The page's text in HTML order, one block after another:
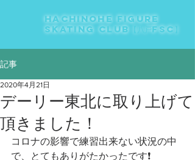
HACHINOHE FIGURE
SKATING CLUB【八戸FSC】
記事
デーリー東北に取り上げて
頂きました！
2020年4月21日
コロナの影響で練習出来ない状況の中
で、とてもありがたかったです❗️